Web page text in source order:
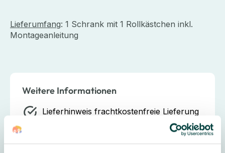
Lieferumfang: 1 Schrank mit 1 Rollkästchen inkl.
Montageanleitung
Weitere Informationen
Lieferhinweis frachtkostenfreie Lieferung
Lieferung bis
Verwendungsstelle & Montage